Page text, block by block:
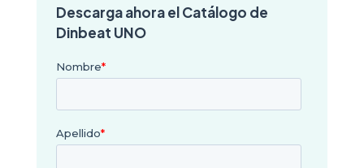
Descarga ahora el Catálogo de
Dinbeat UNO